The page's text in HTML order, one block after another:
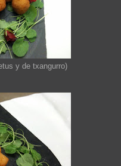
y de txangurro)